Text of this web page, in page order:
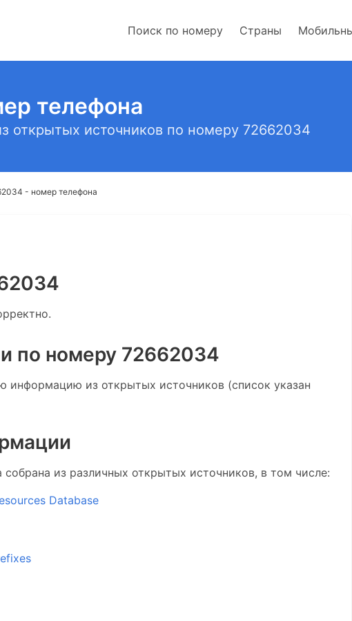
Поиск по номеру Страны
телефона
открытых источников по номеру 72662034
- номер телефона
по номеру 72662034
из открытых источников (список указан
из различных открытых источников, в том числе:
Database